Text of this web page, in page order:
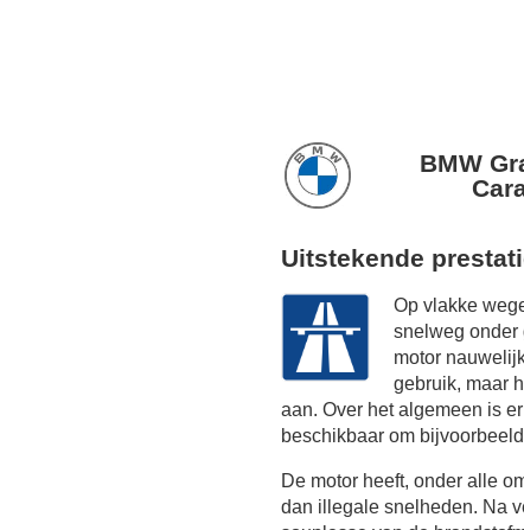
BMW
Uitstekende
Op vlakke
snelweg onder
motor
gebruik, maar
aan. Over het algemeen is
beschikbaar om
De motor heeft, onder alle
dan illegale snelheden. Na